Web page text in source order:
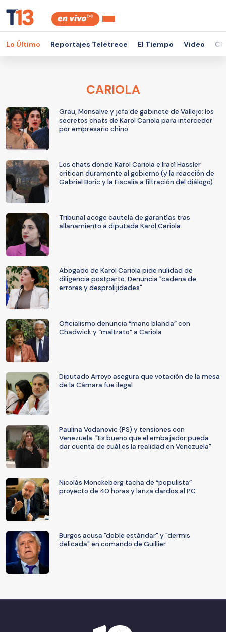
Lo Último Reportajes Teletrece El Tiempo Video
CARIOLA
Grau, Monsalve y jefa de gabinete de Vallejo: los
secretos chats de Karol Cariola para interceder
por empresario chino
Los chats donde Karol Cariola e Irací Hassler
critican duramente al gobierno (y la reacción de
Gabriel Boric y la Fiscalía a filtración del diálogo)
Tribunal acoge cautela de garantías tras
allanamiento a diputada Karol Cariola
Abogado de Karol Cariola pide nulidad de
diligencia postparto: Denuncia "cadena de
errores y desprolijidades"
Oficialismo denuncia “mano blanda” con
Chadwick y “maltrato” a Cariola
Diputado Arroyo asegura que votación de la mesa
de la Cámara fue ilegal
Paulina Vodanovic (PS) y tensiones con
Venezuela: "Es bueno que el embajador pueda
dar cuenta de cuál es la realidad en Venezuela"
Nicolás Monckeberg tacha de “populista”
proyecto de 40 horas y lanza dardos al PC
Burgos acusa "doble estándar" y "dermis
delicada" en comando de Guillier